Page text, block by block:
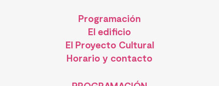
Programación
El edificio
El Proyecto Cultural
Horario y contacto